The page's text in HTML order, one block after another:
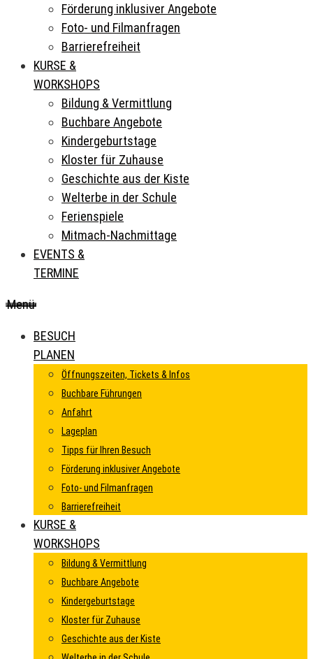
Förderung inklusiver Angebote
Foto- und Filmanfragen
Barrierefreiheit
KURSE &
WORKSHOPS
Bildung & Vermittlung
Buchbare Angebote
Kindergeburtstage
Kloster für Zuhause
Geschichte aus der Kiste
Welterbe in der Schule
Ferienspiele
Mitmach-Nachmittage
EVENTS &
TERMINE
Menü
BESUCH
PLANEN
Öffnungszeiten, Tickets & Infos
Buchbare Führungen
Anfahrt
Lageplan
Tipps für Ihren Besuch
Förderung inklusiver Angebote
Foto- und Filmanfragen
Barrierefreiheit
KURSE &
WORKSHOPS
Bildung & Vermittlung
Buchbare Angebote
Kindergeburtstage
Kloster für Zuhause
Geschichte aus der Kiste